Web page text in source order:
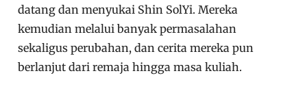
datang dan menyukai Shin SolYi. Mereka
kemudian melalui banyak permasalahan
sekaligus perubahan, dan cerita mereka pun
berlanjut dari remaja hingga masa kuliah.